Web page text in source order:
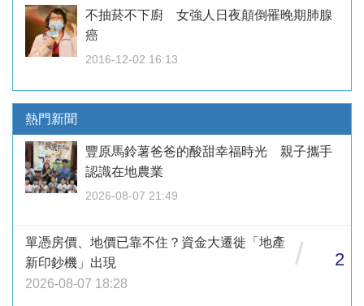
不抽菸不下廚 女強人日夜顛倒罹晚期肺腺
癌
2016-12-02 16:13
熱門新聞
豐原馬鈴薯爸爸的酸甜幸福時光 親子攜手
認識在地農業
2026-08-07 21:49
單憑房價、地價已靠不住？資金大遷徙「地產
新印鈔機」出現
2026-08-07 18:28
/ 2